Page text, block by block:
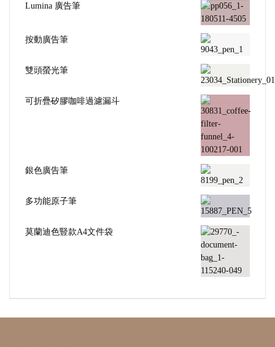
Lumina 廣告筆
按動廣告筆
雙頭螢光筆
可折疊矽膠咖啡過濾漏斗
銀色廣告筆
多功能原子筆
莫蘭迪色豎款A4文件袋